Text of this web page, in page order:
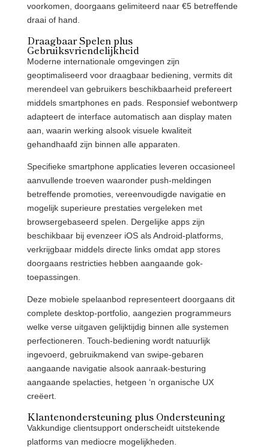
voorkomen, doorgaans gelimiteerd naar €5 betreffende
draai of hand.
Draagbaar Spelen plus
Gebruiksvriendelijkheid
Moderne internationale omgevingen zijn
geoptimaliseerd voor draagbaar bediening, vermits dit
merendeel van gebruikers beschikbaarheid prefereert
middels smartphones en pads. Responsief webontwerp
adapteert de interface automatisch aan display maten
aan, waarin werking alsook visuele kwaliteit
gehandhaafd zijn binnen alle apparaten.
Specifieke smartphone applicaties leveren occasioneel
aanvullende troeven waaronder push-meldingen
betreffende promoties, vereenvoudigde navigatie en
mogelijk superieure prestaties vergeleken met
browsergebaseerd spelen. Dergelijke apps zijn
beschikbaar bij evenzeer iOS als Android-platforms,
verkrijgbaar middels directe links omdat app stores
doorgaans restricties hebben aangaande gok-
toepassingen.
Deze mobiele spelaanbod representeert doorgaans dit
complete desktop-portfolio, aangezien programmeurs
welke verse uitgaven gelijktijdig binnen alle systemen
perfectioneren. Touch-bediening wordt natuurlijk
ingevoerd, gebruikmakend van swipe-gebaren
aangaande navigatie alsook aanraak-besturing
aangaande spelacties, hetgeen ‘n organische UX
creëert.
Klantenondersteuning plus Ondersteuning
Vakkundige clientsupport onderscheidt uitstekende
platforms van mediocre mogelijkheden.